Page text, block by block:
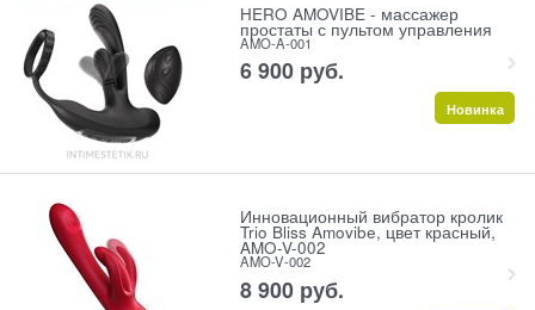
HERO AMOVIBE - массажер
простаты с пультом управления
AMO-A-001
6 900 руб.
Новинка
Инновационный вибратор кролик
Trio Bliss Amovibe, цвет красный,
AMO-V-002
AMO-V-002
8 900 руб.